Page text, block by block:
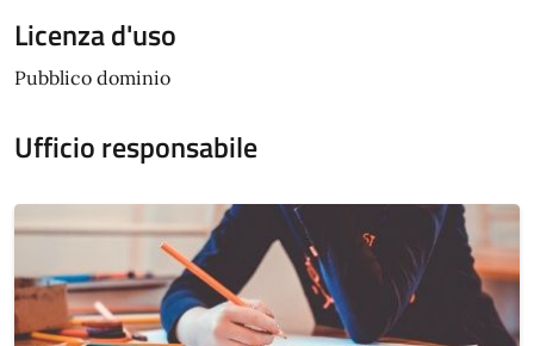
Licenza d'uso
Pubblico dominio
Ufficio responsabile